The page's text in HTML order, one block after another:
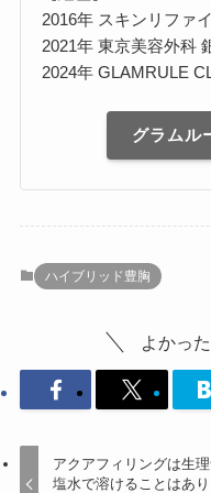
2016年 スキンリファ
2021年 東京美容外科
2024年 GLAMRULE
グラムル
ハイブリッド豊胸
よかっ
アクアフィリングは生
塩水で溶けることはあり